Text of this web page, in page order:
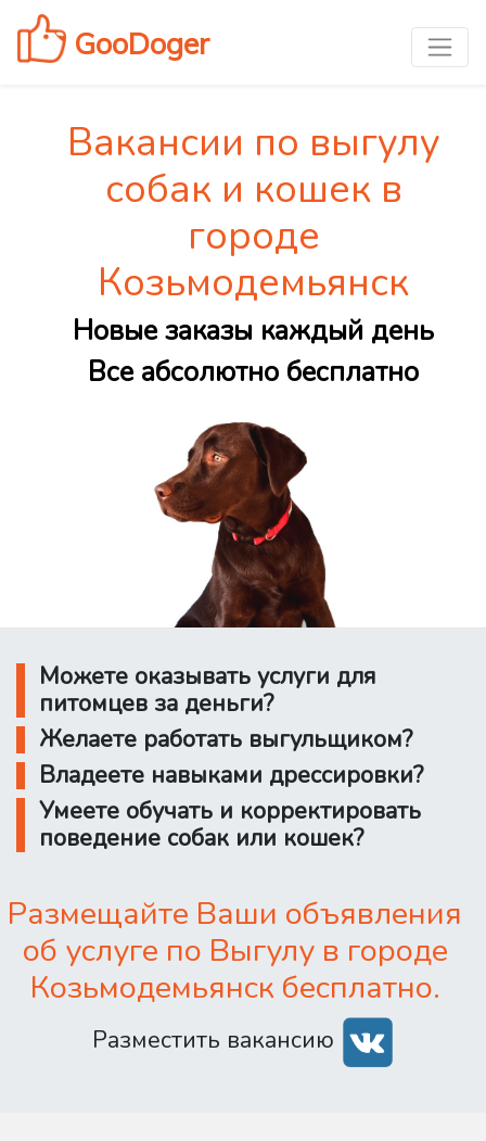
GooDoger
Вакансии по выгулу
собак и кошек в
городе
Козьмодемьянск
Новые заказы каждый день
Все абсолютно бесплатно
Можете оказывать услуги для
питомцев за деньги?
Желаете работать выгульщиком?
Владеете навыками дрессировки?
Умеете обучать и корректировать
поведение собак или кошек?
Размещайте Ваши объявления
об услуге по Выгулу в городе
Козьмодемьянск бесплатно.
Разместить вакансию